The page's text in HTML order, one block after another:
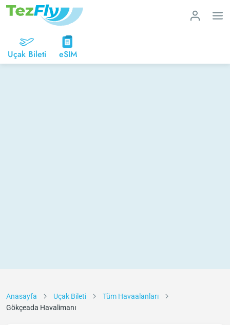
Uçak Bileti eSIM
Anasayfa Uçak Bileti
Tüm Havaalanları
Gökçeada Havalimanı